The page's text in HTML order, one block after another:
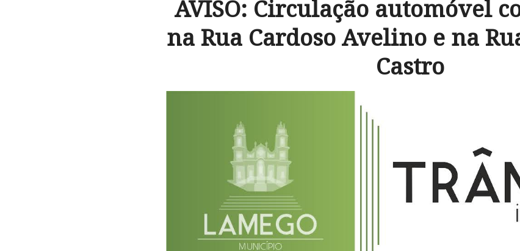
AVISO: Circulação automóvel
na Rua Cardoso Avelino e na
Castro